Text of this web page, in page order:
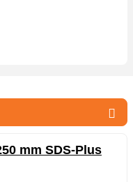
mm SDS-Plus